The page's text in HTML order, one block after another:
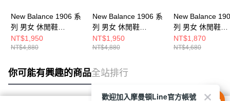
New Balance 1906 系
列 男女 休閒鞋
M1906NH-D
NT$1,950
NT$4,880
New Balance 1906 系
列 男女 休閒鞋
M1906NG-D
NT$1,950
NT$4,880
New Balance
列 男女 休閒鞋
M1906REO-D
NT$1,870
NT$4,680
你可能有興趣的商品全站排行
歡迎加入摩曼頓Line官方帳號